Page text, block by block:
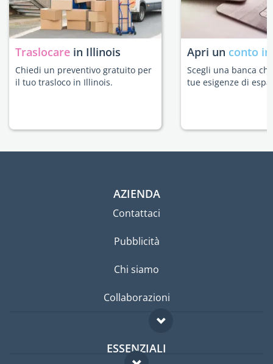
Traslocare in Illinois
Chiedi un preventivo gratuito per
il tuo trasloco in Illinois.
Apri un conto
Scegli una banca
tue esigenze di
AZIENDA
Contattaci
Pubblicità
Chi siamo
Collaborazioni
ESSENZIALI